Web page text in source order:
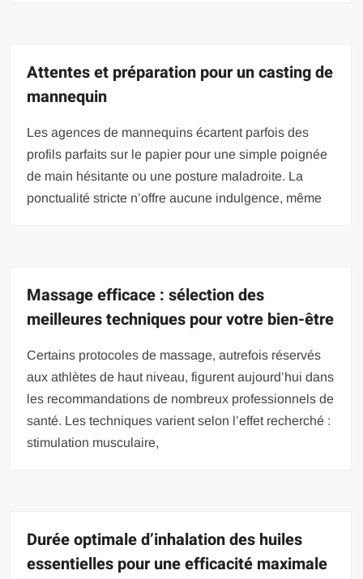
Attentes et préparation pour un casting de
mannequin
Les agences de mannequins écartent parfois des
profils parfaits sur le papier pour une simple poignée
de main hésitante ou une posture maladroite. La
ponctualité stricte n’offre aucune indulgence, même
Massage efficace : sélection des
meilleures techniques pour votre bien-être
Certains protocoles de massage, autrefois réservés
aux athlètes de haut niveau, figurent aujourd’hui dans
les recommandations de nombreux professionnels de
santé. Les techniques varient selon l’effet recherché :
stimulation musculaire,
Durée optimale d’inhalation des huiles
essentielles pour une efficacité maximale